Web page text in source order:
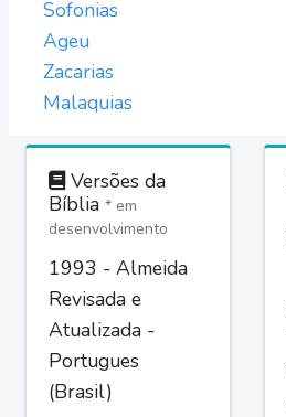
Sofonias
Ageu
Zacarias
Malaquias
Versões da
Bíblia * em
desenvolvimento
1993 - Almeida
Revisada e
Atualizada -
Portugues
(Brasil)